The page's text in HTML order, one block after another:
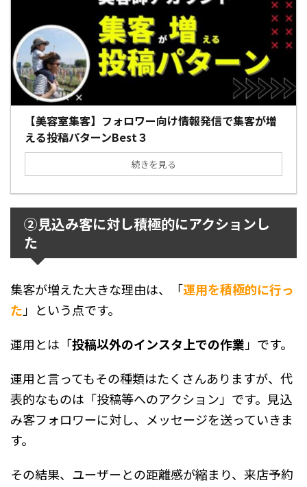
【美容室集客】フォロワー向け情報発信で集客が増
える投稿パターンBest３
続きを見る
②見込み客に対し積極的にアクションし
た
集客が増えた大きな理由は、「運用を積極的に行っ
た 」という点です。
運用とは「投稿以外のインスタ上での作業 」です。
運用と言ってもその種類はたくさんありますが、代
表的なものは「投稿等へのアクション」です。見込
み客フォロワーに対し、メッセージを送っていきま
す。
その結果、ユーザーとの距離感が縮まり、来店予約